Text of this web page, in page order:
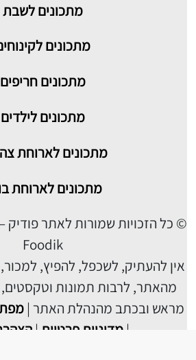
מתכוניםלשבת
מתכונים
מתכונים חריפים
מתכונים לילדים
מתכונים לארוחת
מתכונים לארוחת
© כל הזכויות שמורות לאתר פודיק
Foodik
אין להעתיק, לשכפל, להפיץ,
מהאתר, לרבות תמונות
מראש ובכתב מהנהלת האתר |
|מדיניות פרטיות |